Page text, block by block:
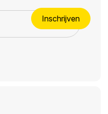
Inschrijven